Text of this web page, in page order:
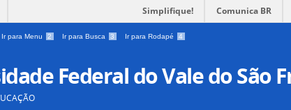
Simplifique! Comunica BR
Ir para Menu 2 Ir para Busca 3 Ir para Rodapé 4
Federal do Vale do São